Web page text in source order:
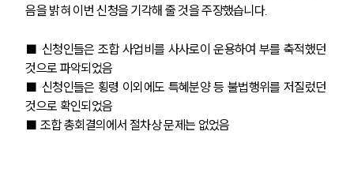
음을 밝혀 이번 신청을 기각해 줄 것을 주장했습니다.
■ 신청인들은 조합 사업비를 사사로이 운용하여 부를 축적했던
것으로 파악되었음
■ 신청인들은 횡령 이외에도 특혜분양 등 불법행위를 저질렀던
것으로 확인되었음
■ 조합 총회결의에서 절차상 문제는 없었음